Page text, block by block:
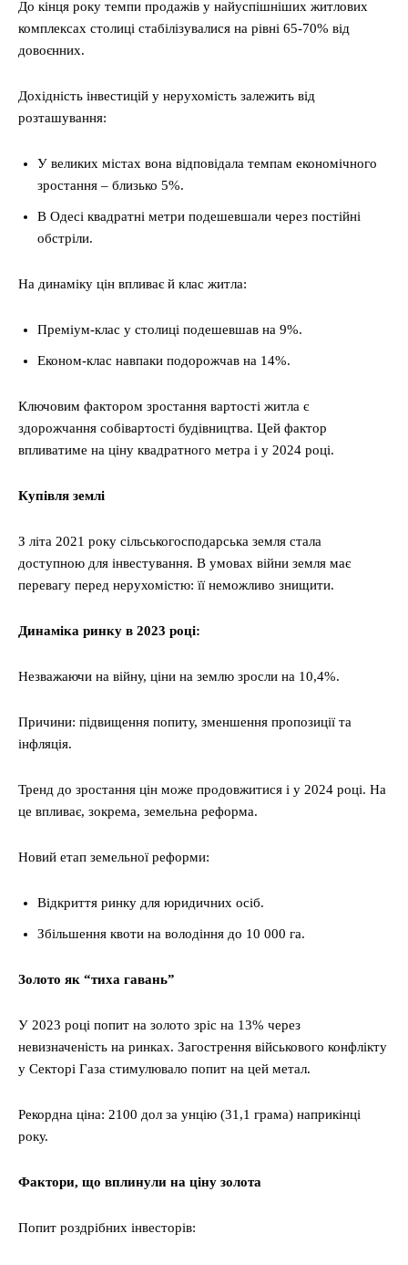
До кінця року темпи продажів у найуспішніших житлових
комплексах столиці стабілізувалися на рівні 65-70% від
довоєнних.
Дохідність інвестицій у нерухомість залежить від
розташування:
У великих містах вона відповідала темпам економічного
зростання – близько 5%.
В Одесі квадратні метри подешевшали через постійні
обстріли.
На динаміку цін впливає й клас житла:
Преміум-клас у столиці подешевшав на 9%.
Економ-клас навпаки подорожчав на 14%.
Ключовим фактором зростання вартості житла є
здорожчання собівартості будівництва. Цей фактор
впливатиме на ціну квадратного метра і у 2024 році.
Купівля землі
З літа 2021 року сільськогосподарська земля стала
доступною для інвестування. В умовах війни земля має
перевагу перед нерухомістю: її неможливо знищити.
Динаміка ринку в 2023 році:
Незважаючи на війну, ціни на землю зросли на 10,4%.
Причини: підвищення попиту, зменшення пропозиції та
інфляція.
Тренд до зростання цін може продовжитися і у 2024 році. На
це впливає, зокрема, земельна реформа.
Новий етап земельної реформи:
Відкриття ринку для юридичних осіб.
Збільшення квоти на володіння до 10 000 га.
Золото як “тиха гавань”
У 2023 році попит на золото зріс на 13% через
невизначеність на ринках. Загострення військового конфлікту
у Секторі Газа стимулювало попит на цей метал.
Рекордна ціна: 2100 дол за унцію (31,1 грама) наприкінці
року.
Фактори, що вплинули на ціну золота
Попит роздрібних інвесторів: